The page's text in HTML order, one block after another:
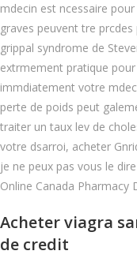
mdecin est ncessaire
graves peuvent tre
grippal syndrome de
extrmement pratique
immdiatement votre
perte de poids peut
traiter un taux lev de
votre dsarroi, acheter
je ne peux pas vous le
Online Canada Pharmacy
Acheter viagra
de credit